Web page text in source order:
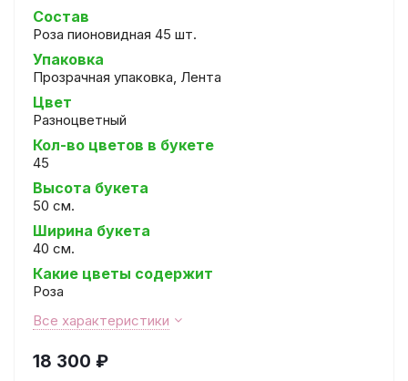
Состав
Роза пионовидная 45 шт.
Упаковка
Прозрачная упаковка, Лента
Цвет
Разноцветный
Кол-во цветов в букете
45
Высота букета
50 см.
Ширина букета
40 см.
Какие цветы содержит
Роза
Все характеристики
18 300 ₽